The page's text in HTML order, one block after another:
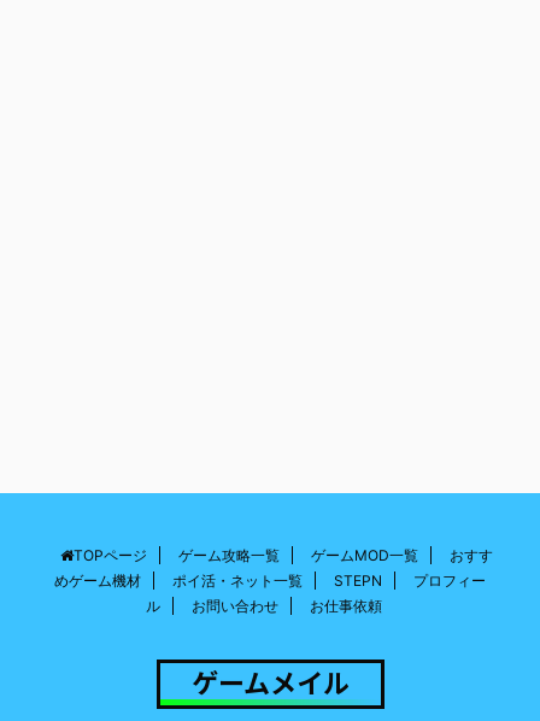
TOPページ ゲーム攻略一覧 ゲームMOD一覧
おすす
めゲーム機材
ポイ活・ネット一覧 STEPN
プロフィー
ル
お問い合わせ お仕事依頼
ゲームメイル